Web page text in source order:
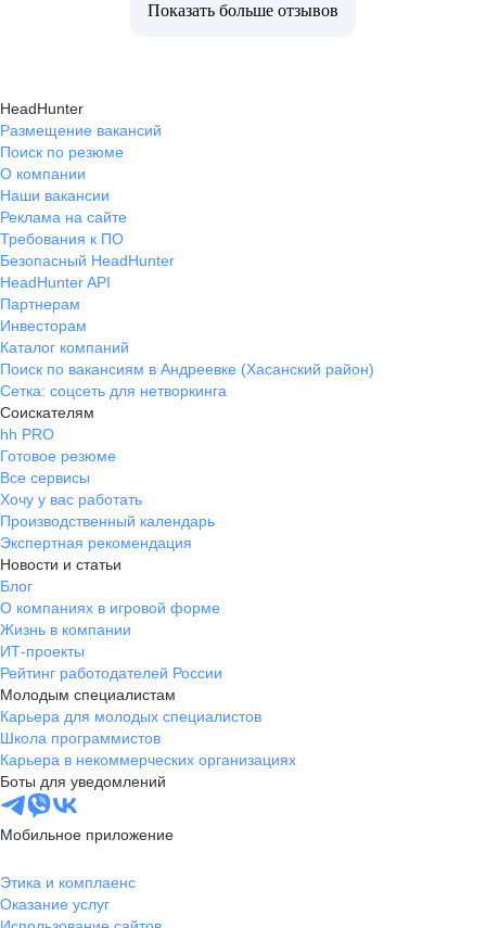
Показать больше отзывов
HeadHunter
Размещение вакансий
Поиск по резюме
О компании
Наши вакансии
Реклама на сайте
Требования к ПО
Безопасный HeadHunter
HeadHunter API
Партнерам
Инвесторам
Каталог компаний
Поиск по вакансиям в Андреевке (Хасанский район)
Сетка: соцсеть для нетворкинга
Соискателям
hh PRO
Готовое резюме
Все сервисы
Хочу у вас работать
Производственный календарь
Экспертная рекомендация
Новости и статьи
Блог
О компаниях в игровой форме
Жизнь в компании
ИТ-проекты
Рейтинг работодателей России
Молодым специалистам
Карьера для молодых специалистов
Школа программистов
Карьера в некоммерческих организациях
Боты для уведомлений
Мобильное приложение
Этика и комплаенс
Оказание услуг